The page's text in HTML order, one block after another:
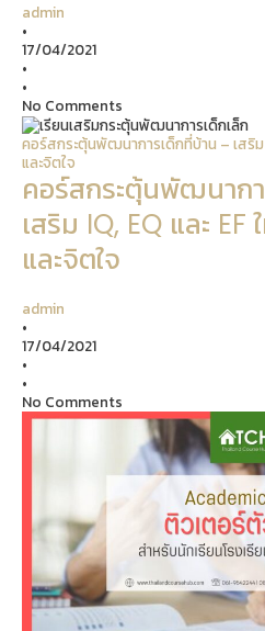
admin
•
17/04/2021
•
•
No Comments
คอร์สกระตุ้นพัฒนาการเด็กที่บ้าน – เสริม
และจิตใจ
คอร์สกระตุ้นพัฒนาก
เสริม IQ, EQ และ
และจิตใจ
admin
•
17/04/2021
•
•
No Comments